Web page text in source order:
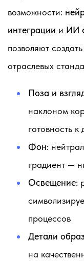
возможности:
интеграции и ИИ
позволяют
отраслевых
Поза и
наклоном
готовность
Фон:
градиент —
Освещение:
процессов
Детали
на